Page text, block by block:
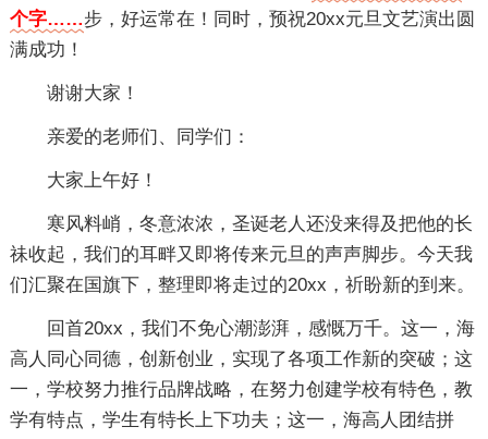
个字……步，好运常在！同时，预祝20xx元旦文艺演出圆
满成功！
谢谢大家！
亲爱的老师们、同学们：
大家上午好！
寒风料峭，冬意浓浓，圣诞老人还没来得及把他的长
祙收起，我们的耳畔又即将传来元旦的声声脚步。今天我
们汇聚在国旗下，整理即将走过的20xx，祈盼新的到来。
回首20xx，我们不免心潮澎湃，感慨万千。这一，海
高人同心同德，创新创业，实现了各项工作新的突破；这
一，学校努力推行品牌战略，在努力创建学校有特色，教
学有特点，学生有特长上下功夫；这一，海高人团结拼